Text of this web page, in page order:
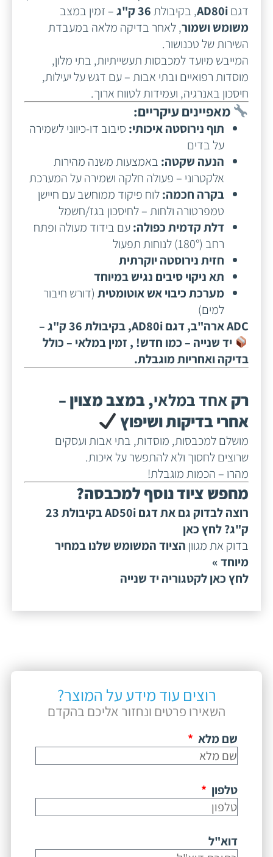
דגםAD80i, בקיבולת36 ק"ג
– זמין במצב
משומש ושמור, לאחר בדיקה מלאה במעבדת
השירות של טכנושור.
המייבש מיועד למכבסות תעשייתיות, בתי מלון,
מוסדות רפואיים ובתי אבות – עם דגש על יעילות,
חיסכון באנרגיה, ועמידות לטווח ארוך.
מאפיינים עיקריים:
תוף נירוסטה איכותי: סיבוב דו-כיווני לשמירה
על בדים
הנעה שקטה: באמצעות משנה מהירות
אלקטרוני – פעולה חלקה ושמירה על המערכת
בקרה חכמה:לוח פיקוד ממוחשב עם חיישן
טמפרטורה ולחות – לחיסכון בגז/חשמל
דלת קדמית כפולה:עם בידוד מעולה ופתח
רחב (180°) לנוחות תפעול
חזית נירוסטה יוקרתית
תא ניקוי סיבים נגיש במיוחד
מערכת כיבוי אש אוטומטית (דורש חיבור
למים)
ADC ארה"ב, דגם AD80i, בקיבולת 36 ק"ג –
יד שנייה – כמו חדש! , זמין במלאי – כולל
בדיקה ואחריות מוגבלת.
רק אחד במלאי, במצב מצוין –
אחרי בדיקות ושיפוץ
מושלם למכבסות, מוסדות, בתי אבות ועסקים
שרוצים לחסוך ולא להתפשר על איכות.
מהרו – הכמות מוגבלת!
מחפש ציוד נוסף למכבסה?
רוצה לבדוק גם את דגם AD50i בקיבולת 23
ק"ג?לחץ כאן
בדוק את מגוון הציוד המשומש שלנו במחיר
מיוחד »
לחץ כאן לקטגוריה יד שנייה
רוצים עוד מידע על המוצר?
השאירו פרטים ונחזור אליכם בהקדם
שם מלא
טלפון
דוא"ל